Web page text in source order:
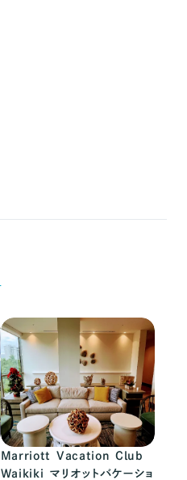
Marriott Vacation Club
Waikiki マリオットバケーショ